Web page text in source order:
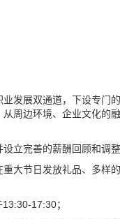
发展双通道，下设专
周边环境、企业文化的
立完善的薪酬回顾和调
大节日发放礼品、多样
17:30；